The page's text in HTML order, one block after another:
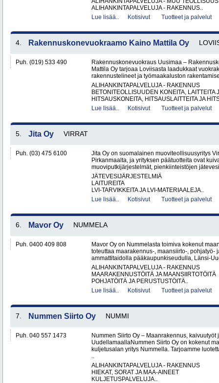
ALIHANKINTAPALVELUJA - RAKENNUS..
Lue lisää..
Kotisivut Tuotteet ja palvelut
4. Rakennuskonevuokraamo Kaino Mattila Oy
Puh. (019) 533 490
Rakennuskonevuokraus Uusimaa –
Mattila Oy tarjoaa Loviisasta laadukkaat
rakennustelineet ja työmaakaluston
ALIHANKINTAPALVELUJA - RAKENNUS
BETONITEOLLISUUDEN KONEITA, LAITTEITA
HITSAUSKONEITA, HITSAUSLAITTEITA JA
Lue lisää..
Kotisivut Tuotteet ja palvelut
5. Jita Oy VIRRAT
Puh. (03) 475 6100
Jita Oy on suomalainen muoviteollisuusyritys
Pirkanmaalta, ja yrityksen päätuotteita ovat
muoviputkijärjestelmät, pienkiinteistöjen
JÄTEVESIJÄRJESTELMIÄ
LAITUREITA
LVI-TARVIKKEITA JA LVI-MATERIAALEJA..
Lue lisää..
Kotisivut Tuotteet ja palvelut
6. Mavor Oy NUMMELA
Puh. 0400 409 808
Mavor Oy on Nummelasta toimiva kokenut
toteuttaa maarakennus-, maansiirto-, pohjatyö-
ammattitaidolla pääkaupunkiseudulla, Länsi-
ALIHANKINTAPALVELUJA - RAKENNUS
MAARAKENNUSTÖITÄ JA MAANSIIRTOTÖITÄ
POHJATÖITÄ JA PERUSTUSTÖITÄ..
Lue lisää..
Kotisivut Tuotteet ja palvelut
7. Nummen Siirto Oy NUMMI
Puh. 040 557 1473
Nummen Siirto Oy – Maanrakennus,
UudellamaallaNummen Siirto Oy on kokenut
kuljetusalan yritys Nummella. Tarjoamme
..
ALIHANKINTAPALVELUJA - RAKENNUS
HIEKAT, SORAT JA MAA-AINEET
KULJETUSPALVELUJA..